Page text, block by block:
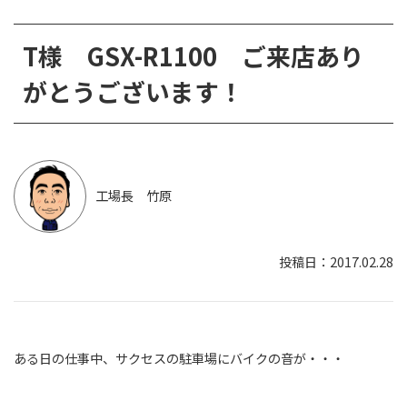
T様 GSX-R1100 ご来店あり
がとうございます！
工場長 竹原
2017.02.28
ある日の仕事中、サクセスの駐車場にバイクの音が・・・